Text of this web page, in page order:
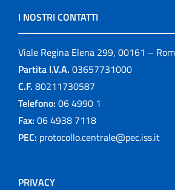
I NOSTRI CONTATTI
Viale Regina Elena 299, 00161 –
Partita I.V.A. 03657731000
C.F. 80211730587
Telefono: 06 4990 1
Fax: 06 4938 7118
PEC: protocollo.centrale@pec.iss.it
PRIVACY